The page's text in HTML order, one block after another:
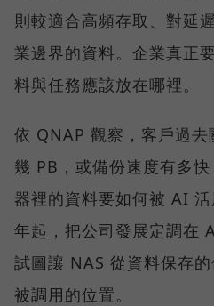
則較適合高頻存取、對延
業邊界的資料。企業真正
料與任務應該放在哪裡。
依 QNAP 觀察，客戶過去
幾 PB，或備份速度有多
器裡的資料要如何被 AI
年起，把公司發展定調在
試圖讓 NAS 從資料保存
被調用的位置。